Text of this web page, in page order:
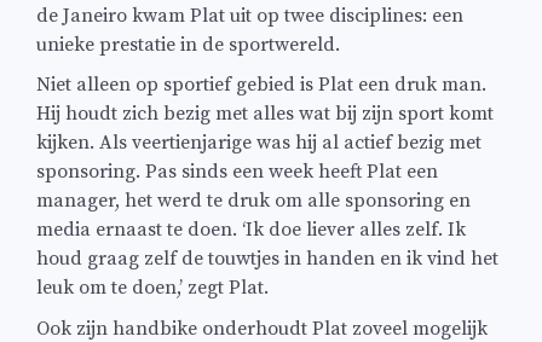
de Janeiro kwam Plat uit op twee disciplines: een
unieke prestatie in de sportwereld.
Niet alleen op sportief gebied is Plat een druk man.
Hij houdt zich bezig met alles wat bij zijn sport komt
kijken. Als veertienjarige was hij al actief bezig met
sponsoring. Pas sinds een week heeft Plat een
manager, het werd te druk om alle sponsoring en
media ernaast te doen. ‘Ik doe liever alles zelf. Ik
houd graag zelf de touwtjes in handen en ik vind het
leuk om te doen,’ zegt Plat.
Ook zijn handbike onderhoudt Plat zoveel mogelijk